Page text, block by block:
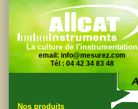
La culture de l'instrumentation
email: info@mesurez.com
Tél : 04 42 34 83 48
Nos produits